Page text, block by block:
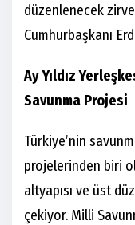
düzenlenecek
Cumhurbaşkanı
Ay Yıldız
Savunma Projesi
Türkiye’nin
projelerinden biri
altyapısı ve üst
çekiyor. Milli